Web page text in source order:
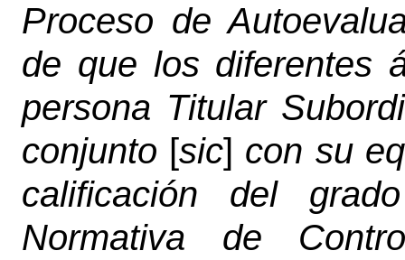
Proceso de
de que los diferentes
persona Titular
conjunto [sic] con su
calificación del
Normativa de